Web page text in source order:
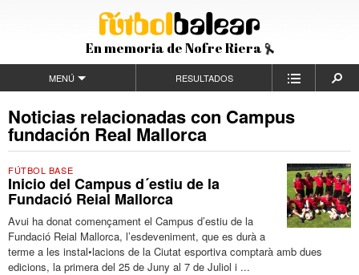
En memoria de Nofre Riera
MENÚ RESULTADOS
Noticias relacionadas con Campus
fundación Real Mallorca
FÚTBOL BASE
Inicio del Campus d´estiu de la
Fundació Reial Mallorca
Avui ha donat començament el Campus d’estiu de la
Fundació Reial Mallorca, l’esdeveniment, que es durà a
terme a les instal•lacions de la Ciutat esportiva comptarà amb dues
edicions, la primera del 25 de Juny al 7 de Juliol i ...